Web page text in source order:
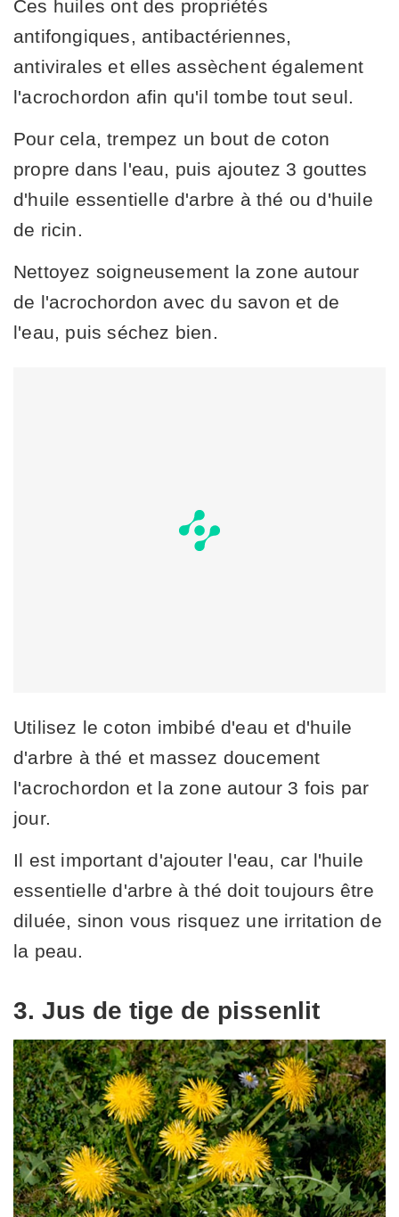
Ces huiles ont des propriétés
antifongiques, antibactériennes,
antivirales et elles assèchent également
l'acrochordon afin qu'il tombe tout seul.
Pour cela, trempez un bout de coton
propre dans l'eau, puis ajoutez 3 gouttes
d'huile essentielle d'arbre à thé ou d'huile
de ricin.
Nettoyez soigneusement la zone autour
de l'acrochordon avec du savon et de
l'eau, puis séchez bien.
Utilisez le coton imbibé d'eau et d'huile
d'arbre à thé et massez doucement
l'acrochordon et la zone autour 3 fois par
jour.
Il est important d'ajouter l'eau, car l'huile
essentielle d'arbre à thé doit toujours être
diluée, sinon vous risquez une irritation de
la peau.
3. Jus de tige de pissenlit